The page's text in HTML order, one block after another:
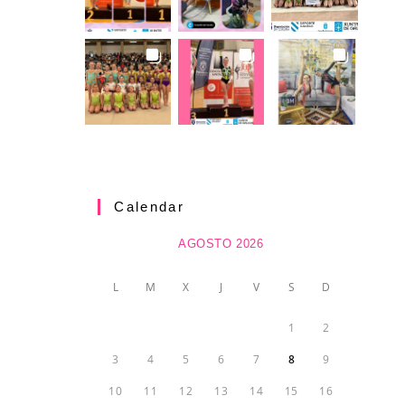
Calendar
AGOSTO 2026
L M X J V S D
1 2
3 4 5 6 7 8 9
10 11 12 13 14 15 16